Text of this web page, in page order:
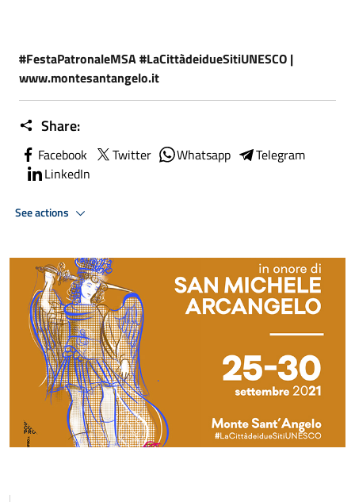
#FestaPatronaleMSA #LaCittàdeidueSitiUNESCO |
www.montesantangelo.it
Share:
Facebook Twitter Whatsapp
Telegram
LinkedIn
See actions